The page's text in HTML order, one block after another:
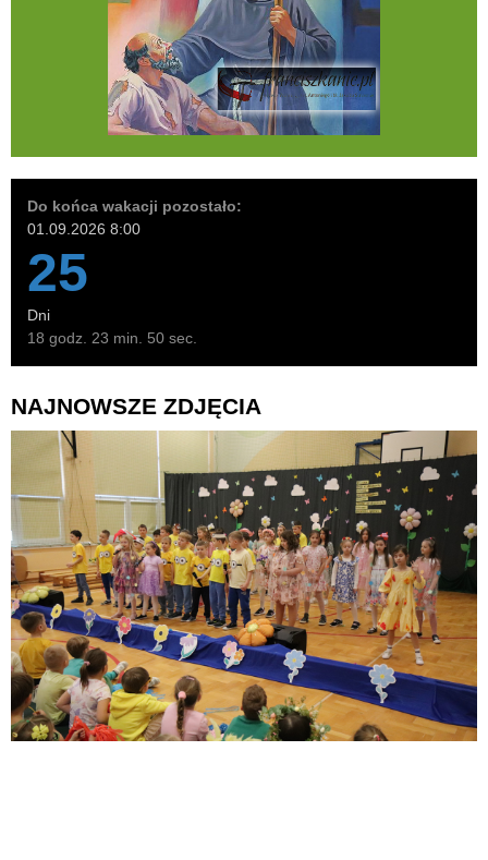
Do końca wakacji pozostało:
01.09.2026 8:00
25
Dni
18 godz. 23 min. 49 sec.
NAJNOWSZE ZDJĘCIA